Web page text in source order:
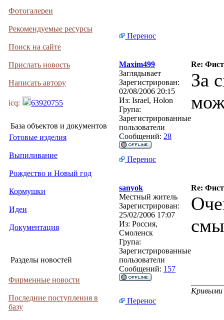
Фотогалереи
Рекомендуемые ресурсы
Поиск на сайте
Прислать новость
Написать автору
icq: 63920755
База объектов и документов
Готовые изделия
Выпиливание
Рождество и Новый год
Кормушки
Идеи
Документация
Разделы новостей
Фирменные новости
Последние поступления в
базу
Перенос
Maxim499
Re:
Заглядывает
Зарегистрирован:
02/08/2006 20:15
Из: Israel, Holon
Група:
Зарегистрированные
пользователи
Сообщений: 28
За
Перенос
sanyok
Re:
Местный житель
Зарегистрирован:
25/02/2006 17:07
Из: Россия,
Смоленск
Група:
Зарегистрированные
пользователи
Сообщений: 157
Кривыми
Перенос